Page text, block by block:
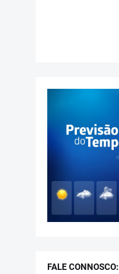
FALE CONNOSCO: